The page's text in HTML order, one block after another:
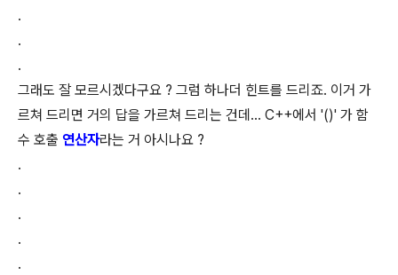
.
.
.
그래도 잘 모르시겠다구요 ? 그럼 하나더 힌트를 드리죠. 이거 가
르쳐 드리면 거의 답을 가르쳐 드리는 건데... C++에서 '()' 가 함
수 호출 연산자라는 거 아시나요 ?
.
.
.
.
.